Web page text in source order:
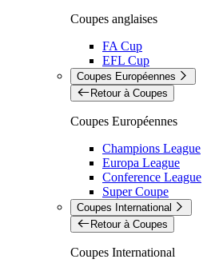
Coupes anglaises
FA Cup
EFL Cup
Coupes Européennes
Retour à Coupes
Coupes Européennes
Champions League
Europa League
Conference League
Super Coupe
Coupes International
Retour à Coupes
Coupes International